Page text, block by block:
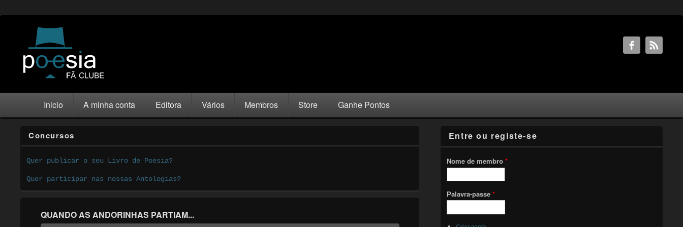
Inicio A minha conta Editora Vários Membros Store Ganhe Pontos
Concursos
Quer publicar o seu Livro de Poesia?
Quer participar nas nossas Antologias?
QUANDO AS ANDORINHAS PARTIAM...
Entre ou registe-se
Nome de membro *
Palavra-passe *